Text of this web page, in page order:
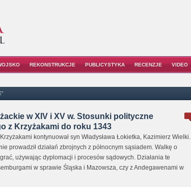
REKONSTRUKCJE PUBLICYSTYKA RECENZJE VIDEO
w XIV i XV w. Stosunki polityczne
z Krzyżakami do roku 1343
kontynuował syn Władysława Łokietka, Kazimierz Wielki.
prowadził działań zbrojnych z północnym sąsiadem. Walkę o
używając dyplomacji i procesów sądowych. Działania te
w sprawie Śląska i Mazowsza, czy z Andegawenami w